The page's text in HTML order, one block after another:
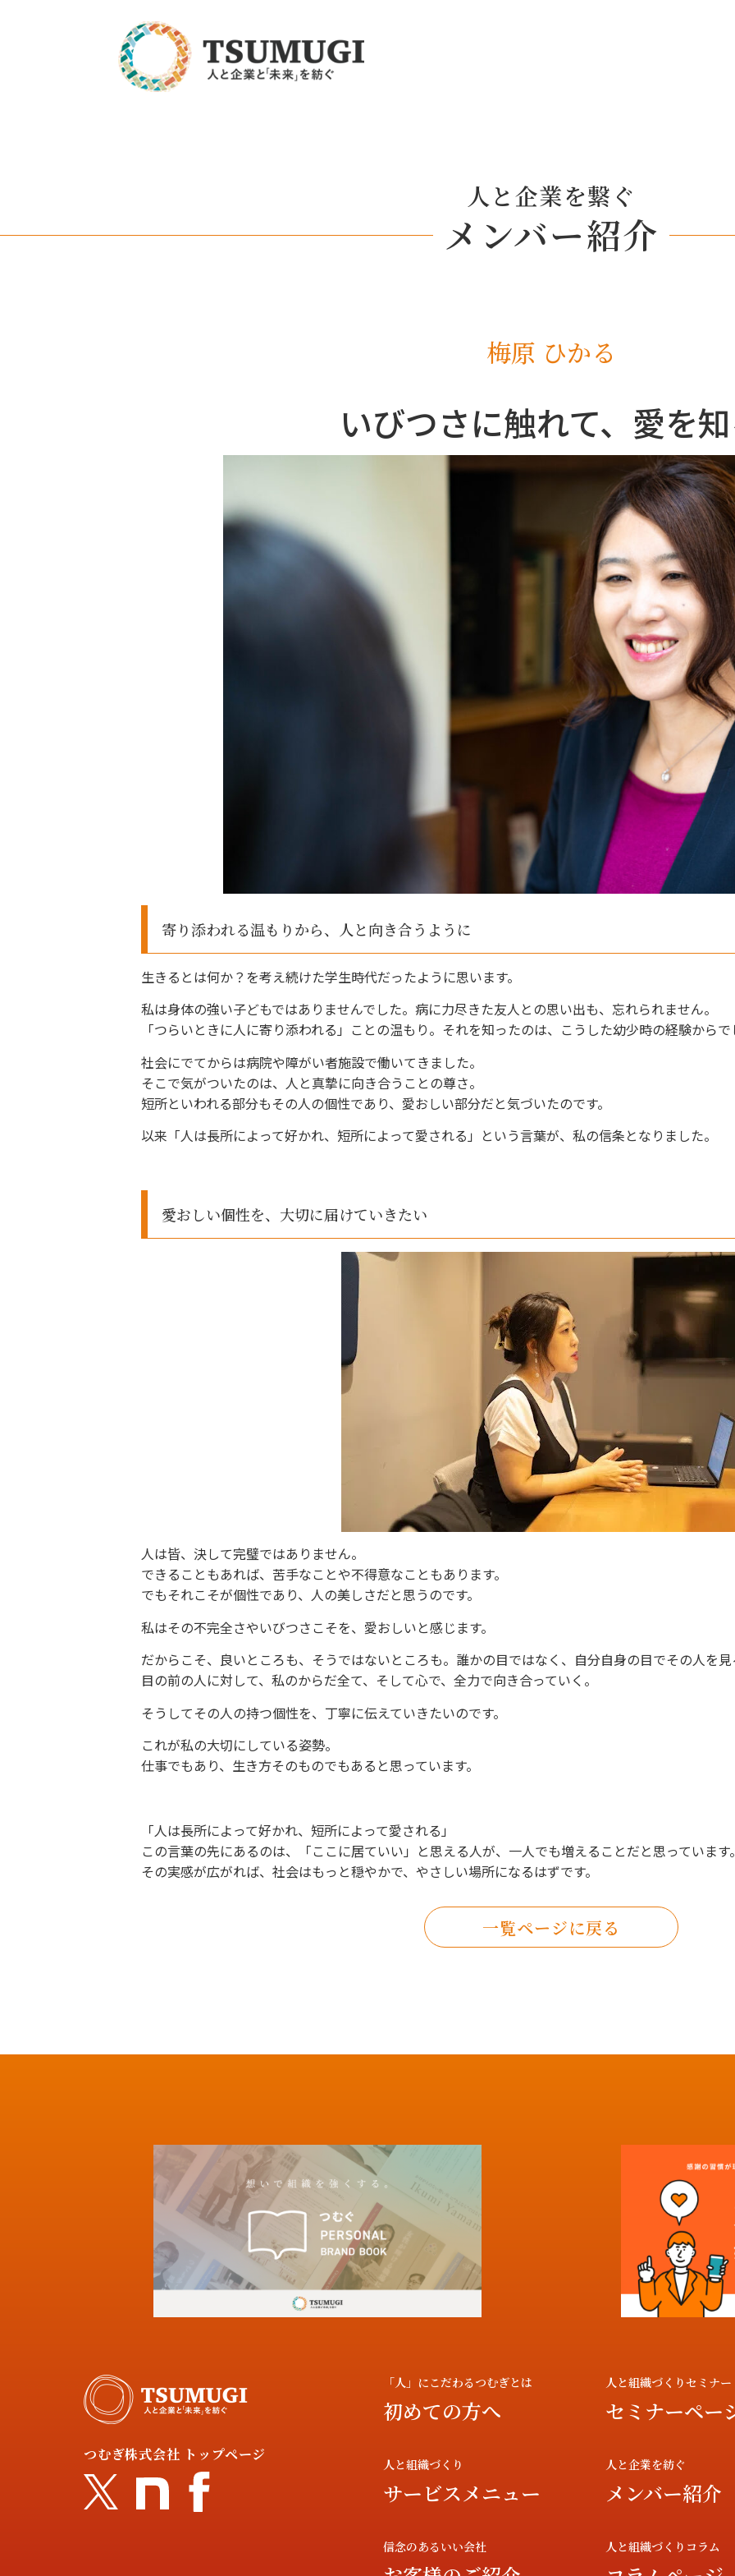
人と企業を繋ぐ
メンバー紹介
梅原 ひかる
いびつさに触れて、愛を
寄り添われる温もりから、人と向き合うように
生きるとは何か？を考え続けた学生時代だったように思います。
私は身体の強い子どもではありませんでした。病に力尽きた友人との思い出も、忘れられません。
「つらいときに人に寄り添われる」ことの温もり。それを知ったのは、こうした幼少時の経験から
社会にでてからは病院や障がい者施設で働いてきました。
そこで気がついたのは、人と真摯に向き合うことの尊さ。
短所といわれる部分もその人の個性であり、愛おしい部分だと気づいたのです。
以来「人は長所によって好かれ、短所によって愛される」という言葉が、私の信条となりました。
愛おしい個性を、大切に届けていきたい
人は皆、決して完璧ではありません。
できることもあれば、苦手なことや不得意なこともあります。
でもそれこそが個性であり、人の美しさだと思うのです。
私はその不完全さやいびつさこそを、愛おしいと感じます。
だからこそ、良いところも、そうではないところも。誰かの目ではなく、自分自身の目でその人を
目の前の人に対して、私のからだ全て、そして心で、全力で向き合っていく。
そうしてその人の持つ個性を、丁寧に伝えていきたいのです。
これが私の大切にしている姿勢。
仕事でもあり、生き方そのものでもあると思っています。
「人は長所によって好かれ、短所によって愛される」
この言葉の先にあるのは、「ここに居ていい」と思える人が、一人でも増えることだと思っています
その実感が広がれば、社会はもっと穏やかで、やさしい場所になるはずです。
一覧ページに戻る
つむぎ株式会社 トップページ
「人」にこだわるつむぎとは
初めての方へ
人と組織づくり
サービスメニュー
信念のあるいい会社
人と組織づくりセミナー
セミナーペー
人と企業を紡ぐ
メンバー紹介
人と組織づくりコラム